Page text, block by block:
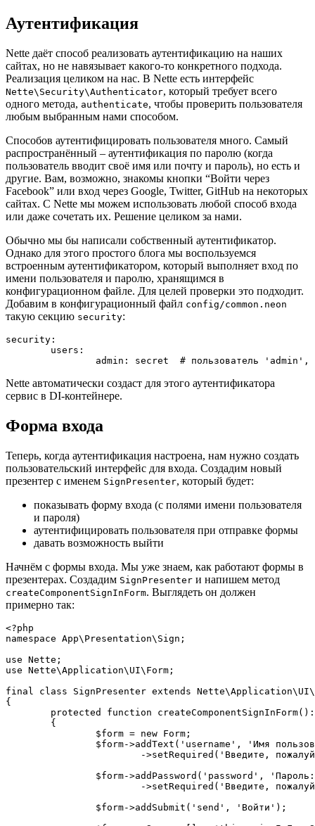
Аутентификация
Nette даёт способ реализовать аутентификацию на наших
сайтах, но не навязывает какого-то конкретного подхода.
Реализация целиком на нас. В Nette есть интерфейс
Nette\Security\Authenticator, который требует всего
одного метода, authenticate, чтобы проверить пользователя
любым выбранным нами способом.
Способов аутентифицировать пользователя много. Самый
распространённый – аутентификация по паролю (когда
пользователь вводит своё имя или почту и пароль), но есть и
другие. Вам, возможно, знакомы кнопки “Войти через
Facebook” или вход через Google, Twitter, GitHub на некоторых
сайтах. С Nette мы можем использовать любой способ входа
или даже сочетать их. Решение целиком за нами.
Обычно мы бы написали собственный аутентификатор.
Однако для этого простого блога мы воспользуемся
встроенным аутентификатором, который выполняет вход по
имени пользователя и паролю, хранящимся в
конфигурационном файле. Для целей проверки это подходит.
Добавим в конфигурационный файл config/common.neon
такую секцию security:
security:
Nette автоматически создаст для этого аутентификатора
сервис в DI-контейнере.
Форма входа
Теперь, когда аутентификация настроена, нам нужно создать
пользовательский интерфейс для входа. Создадим новый
презентер с именем SignPresenter, который будет:
показывать форму входа (с полями имени пользователя
и пароля)
аутентифицировать пользователя при отправке формы
давать возможность выйти
Начнём с формы входа. Мы уже знаем, как работают формы в
презентерах. Создадим SignPresenter и напишем метод
createComponentSignInForm. Выглядеть он должен
примерно так:
<?php
namespace App\Presentation\Sign;
use Nette;
use Nette\Application\UI\Form;
final class SignPresenter extends
{